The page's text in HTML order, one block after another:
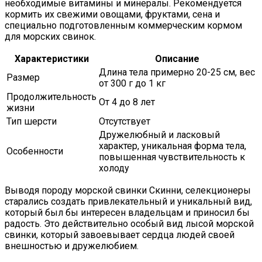
необходимые витамины и минералы. Рекомендуется
кормить их свежими овощами, фруктами, сена и
специально подготовленным коммерческим кормом
для морских свинок.
Характеристики
Описание
Размер
Длина тела примерно 20-25 см, вес
от 300 г до 1 кг
Продолжительность
жизни
От 4 до 8 лет
Тип шерсти
Отсутствует
Особенности
Дружелюбный и ласковый
характер, уникальная форма тела,
повышенная чувствительность к
холоду
Выводя породу морской свинки Скинни, селекционеры
старались создать привлекательный и уникальный вид,
который был бы интересен владельцам и приносил бы
радость. Это действительно особый вид лысой морской
свинки, который завоевывает сердца людей своей
внешностью и дружелюбием.